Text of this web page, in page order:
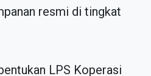
resmi di tingkat
LPS Koperasi